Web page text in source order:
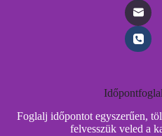
Foglalj időpontot egyszerűen,
felvesszük veled a